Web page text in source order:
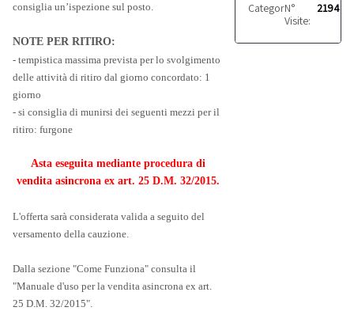
Categoria: Altro
N°
Visite:
21944
consiglia un’ispezione sul posto.
NOTE PER RITIRO:
- tempistica massima prevista per lo svolgimento
delle attività di ritiro dal giorno concordato: 1
giorno
- si consiglia di munirsi dei seguenti mezzi per il
ritiro: furgone
Asta eseguita mediante procedura di
vendita asincrona ex art. 25 D.M. 32/2015.
L'offerta sarà considerata valida a seguito del
versamento della cauzione.
Dalla sezione "Come Funziona" consulta il
"Manuale d'uso per la vendita asincrona ex art.
25 D.M. 32/2015".